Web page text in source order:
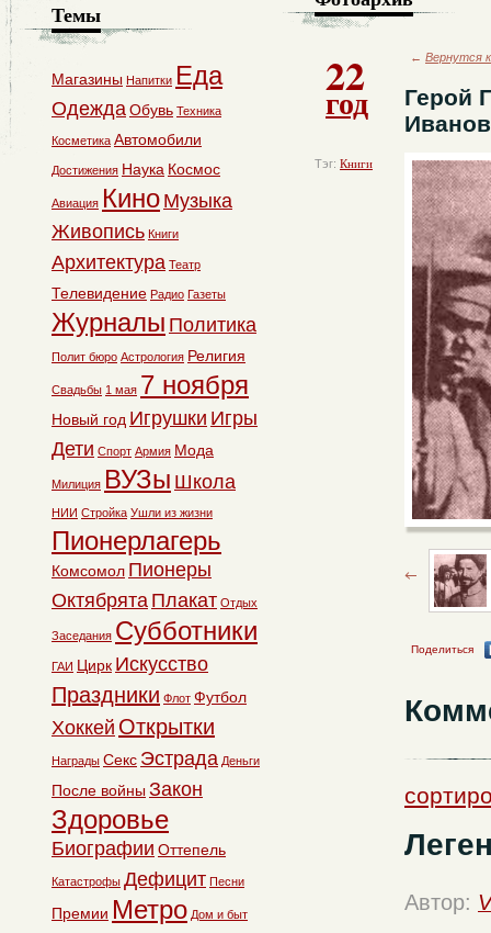
22
год
Тэг: Книги
← Вернутся
Герой
Поделиться
Автор:
Темы
Магазины Напитки Еда
ОдеждаОбувь Техника
Косметика Автомобили
Достижения Наука Космос
Авиация Кино Музыка
Живопись Книги
Архитектура Театр
Телевидение Радио Газеты
Журналы Политика
Полит бюро Астрология Религия
Свадьбы 1 мая 7 ноября
Новый год Игрушки Игры
Дети Спорт Армия Мода
Милиция ВУЗы Школа
НИИ Стройка Ушли из жизни
Пионерлагерь
Комсомол Пионеры
Октябрята Плакат Отдых
Заседания Субботники
ГАИ Цирк Искусство
Праздники Флот Футбол
Хоккей Открытки
Награды Секс Эстрада Деньги
После войны Закон
Здоровье
Биографии Оттепель
Катастрофы Дефицит Песни
Премии Метро Дом и быт